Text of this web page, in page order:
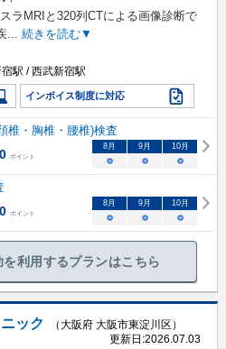
ラMRIと320列CTによる画像診断で
... 続きを読む▼
駅 / 西武新宿駅
インボイス制度に対応
椎・胸椎・腰椎)検査
ポイント
8月 9月 10月
○ ○ ○
ポイント
8月 9月 10月
○ ○ ○
利用するプランはこちら
ック
（大阪府 大阪市東淀川区）
更新日:2026.07.03